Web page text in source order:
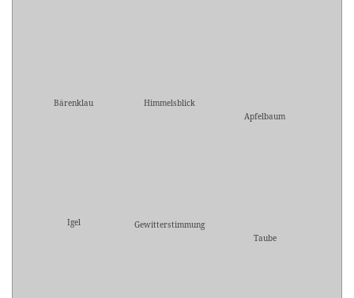
Bärenklau
Himmelsblick
Apfelbaum
Igel
Gewitterstimmung
Taube